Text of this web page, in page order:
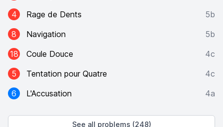
4
Rage de Dents
5b
8
Navigation
5b
18
Coule Douce
4c
5
Tentation pour Quatre
4c
6
L'Accusation 4a
See all problems (248)